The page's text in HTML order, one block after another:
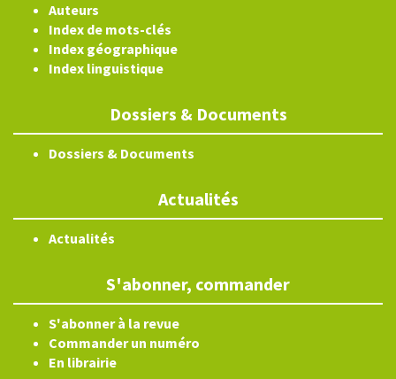
Auteurs
Index de mots-clés
Index géographique
Index linguistique
Dossiers & Documents
Dossiers & Documents
Actualités
Actualités
S'abonner, commander
S'abonner à la revue
Commander un numéro
En librairie